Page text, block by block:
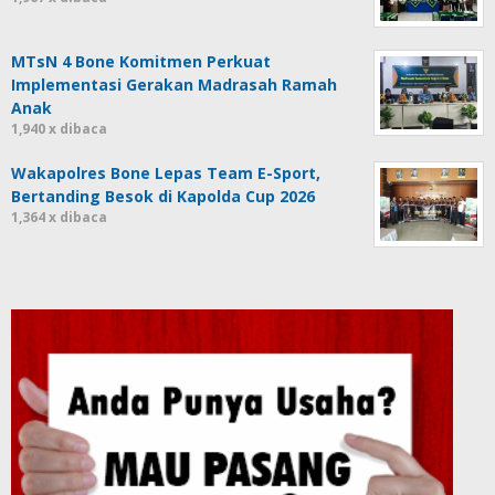
MTsN 4 Bone Komitmen Perkuat
Implementasi Gerakan Madrasah Ramah
Anak
1,940 x dibaca
Wakapolres Bone Lepas Team E-Sport,
Bertanding Besok di Kapolda Cup 2026
1,364 x dibaca